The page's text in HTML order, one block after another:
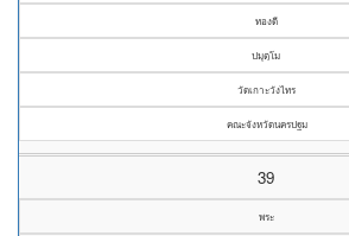
ทองดี
ปมุตฺโม
วัดเกาะวังไทร
คณะจังหวัดนครปฐม
39
พระ